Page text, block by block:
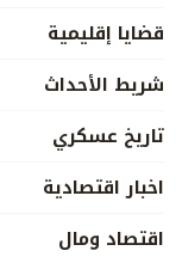
قضايا إقليمية
شريط الأحداث
تاريخ عسكري
اخبار اقتصادية
اقتصاد ومال